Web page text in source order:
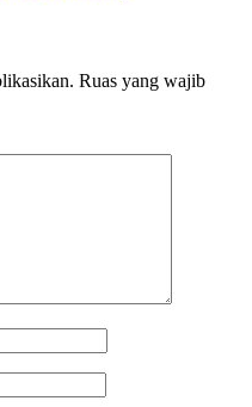
Ruas yang wajib